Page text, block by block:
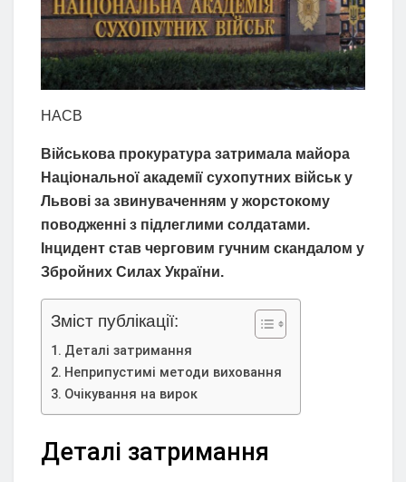
НАСВ
Військова прокуратура затримала майора
Національної академії сухопутних військ у
Львові за звинуваченням у жорстокому
поводженні з підлеглими солдатами.
Інцидент став черговим гучним скандалом у
Збройних Силах України.
Зміст публікації:
Деталі затримання
Неприпустимі методи виховання
Очікування на вирок
Деталі затримання